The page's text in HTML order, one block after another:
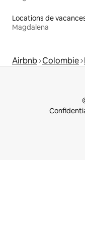
Magdalena
Airbnb Colombie